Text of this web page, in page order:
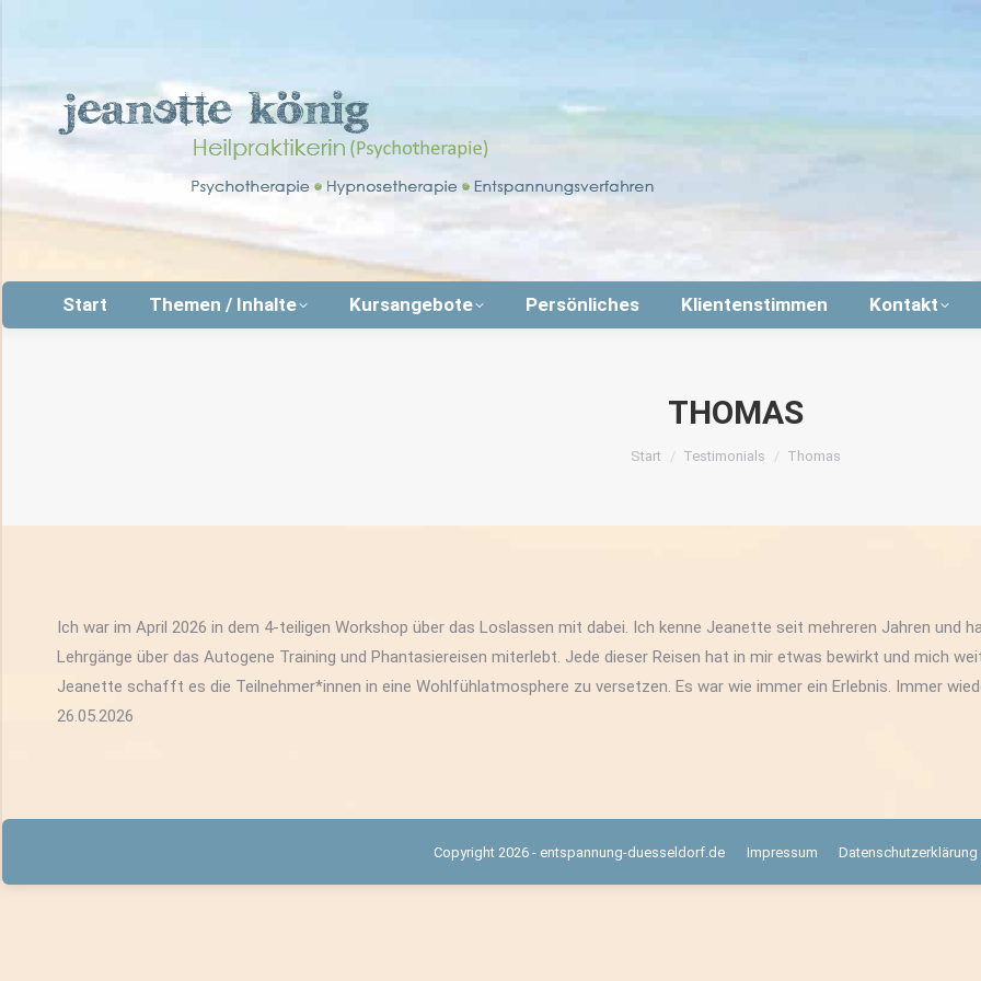
Start Themen / Inhalte Kursangebote Persönliches Klientenstimmen Kontakt
THOMAS
Sie befinden sich hier:
Start Testimonials Thomas
Ich war im April 2026 in dem 4-teiligen Workshop über das Loslassen mit dabei. Ich kenne Jeanette seit mehreren Jahren und
Lehrgänge über das Autogene Training und Phantasiereisen miterlebt. Jede dieser Reisen hat in mir etwas bewirkt und mich
Jeanette schafft es die Teilnehmer*innen in eine Wohlfühlatmosphere zu versetzen. Es war wie immer ein Erlebnis. Immer
26.05.2026
Copyright 2026 - entspannung-duesseldorf.de Impressum Datenschutzerklärung